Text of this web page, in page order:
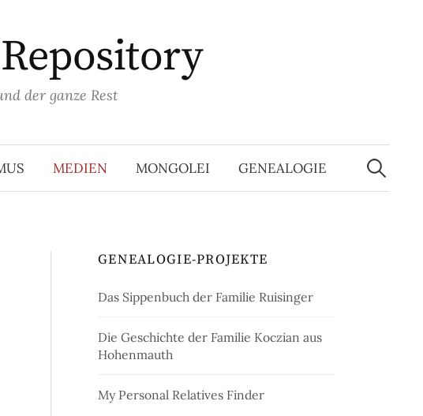
der ganze Rest
MEDIEN MONGOLEI GENEALOGIE
Suchen
nach:
GENEALOGIE-PROJEKTE
Das Sippenbuch der Familie Ruisinger
Die Geschichte der Familie Koczian aus
Hohenmauth
My Personal Relatives Finder